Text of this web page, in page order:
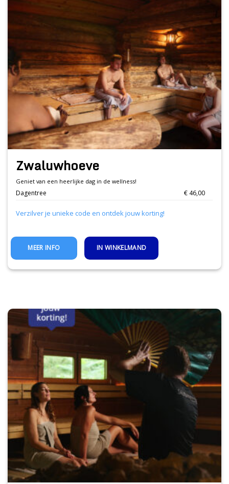
Zwaluwhoeve
Geniet van een heerlijke dag in de wellness!
Dagentree € 46,00
Verzilver je unieke code en ontdek jouw korting!
IN WINKELMAND
MEER INFO